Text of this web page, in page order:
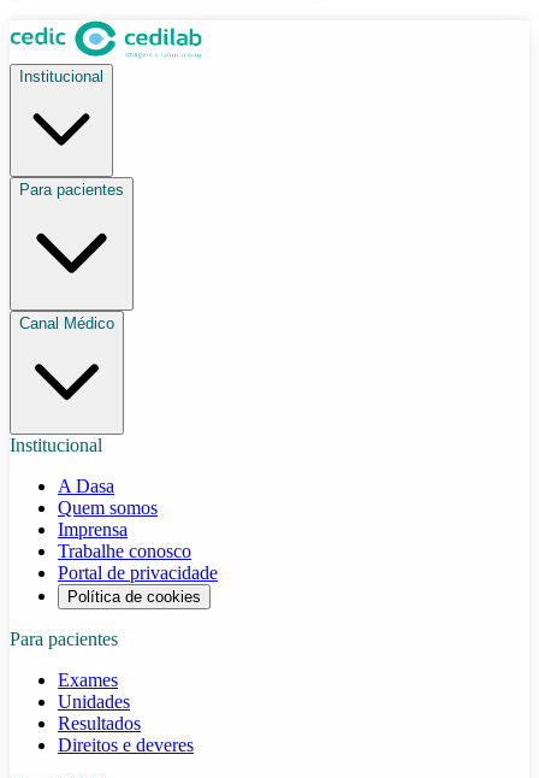
Institucional
Para pacientes
Canal Médico
Institucional
A Dasa
Quem somos
Imprensa
Trabalhe conosco
Portal de privacidade
Política de cookies
Para pacientes
Exames
Unidades
Resultados
Direitos e deveres